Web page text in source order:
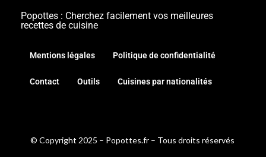
Popottes : Cherchez facilement vos meilleures
recettes de cuisine
Mentions légales Politique de confidentialité
Contact Outils Cuisines par nationalités
© Copyright 2025 – Popottes.fr – Tous droits réservés